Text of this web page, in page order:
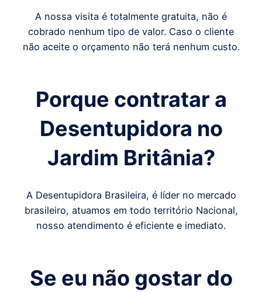
A nossa visita é totalmente gratuita, não é
cobrado nenhum tipo de valor. Caso o cliente
não aceite o orçamento não terá nenhum custo.
Porque contratar a
Desentupidora no
Jardim Britânia?
A Desentupidora Brasileira, é líder no mercado
brasileiro, atuamos em todo território Nacional,
nosso atendimento é eficiente e imediato.
Se eu não gostar do